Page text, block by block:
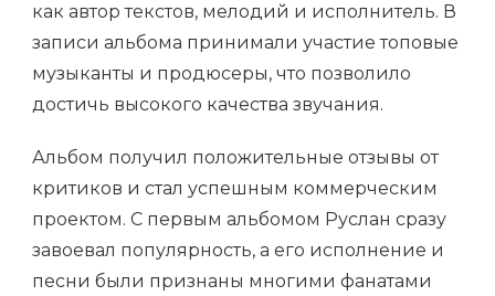
как автор текстов, мелодий и исполнитель. В
записи альбома принимали участие топовые
музыканты и продюсеры, что позволило
достичь высокого качества звучания.
Альбом получил положительные отзывы от
критиков и стал успешным коммерческим
проектом. С первым альбомом Руслан сразу
завоевал популярность, а его исполнение и
песни были признаны многими фанатами